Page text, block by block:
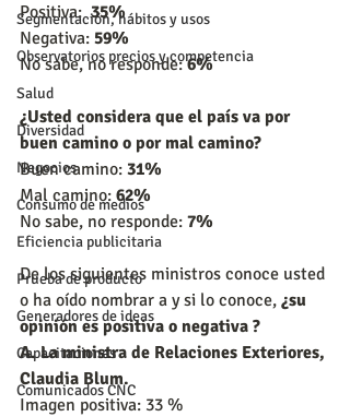
Segmentación, hábitos y usos
Observatorios precios y competencia
Salud
Diversidad
Negocios
Consumo de medios
Eficiencia publicitaria
Prueba de producto
Generadores de ideas
Capacitaciones
Comunicados CNC
Positiva: 35%
Negativa: 59%
No sabe, no responde: 6%
¿Usted considera que el país va por
buen camino o por mal camino?
Buen camino: 31%
Mal camino: 62%
No sabe, no responde: 7%
De los siguientes ministros conoce usted
o ha oído nombrar a y si lo conoce, ¿su
opinión es positiva o negativa ?
A. La ministra de Relaciones Exteriores,
Claudia Blum.
Imagen positiva: 33 %